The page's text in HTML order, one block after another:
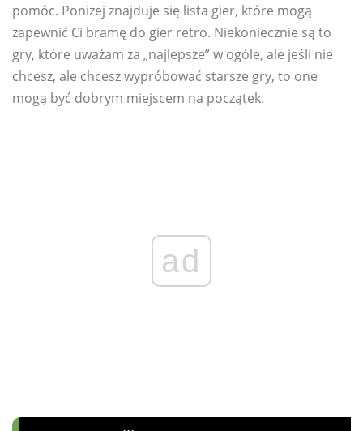
pomóc. Poniżej znajduje się lista gier, które mogą
zapewnić Ci bramę do gier retro. Niekoniecznie są to
gry, które uważam za „najlepsze” w ogóle, ale jeśli nie
chcesz, ale chcesz wypróbować starsze gry, to one
mogą być dobrym miejscem na początek.
ad